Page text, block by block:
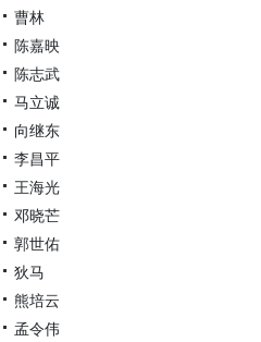
曹林
陈嘉映
陈志武
马立诚
向继东
李昌平
王海光
邓晓芒
郭世佑
狄马
熊培云
孟令伟